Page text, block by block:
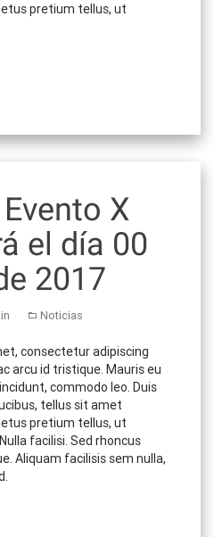
pretium tellus, ut
X
el día 00
2017
Noticias
consectetur adipiscing
arcu id tristique. Mauris eu
commodo leo. Duis
tellus sit amet
pretium tellus, ut
facilisi. Sed rhoncus
Aliquam facilisis sem nulla,